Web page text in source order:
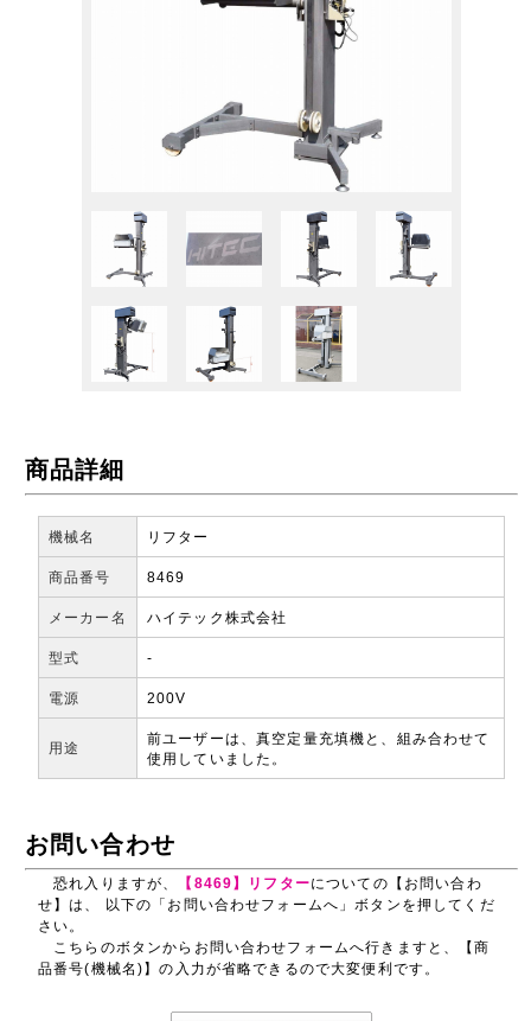
商品詳細
機械名 リフター
商品番号 8469
メーカー名 ハイテック株式会社
型式 -
電源 200V
用途
前ユーザーは、真空定量充填機と、組み合わせて
使用していました。
お問い合わせ
恐れ入りますが、 【8469】リフターについての【お問い合わ
せ】は、 以下の「お問い合わせフォームへ」ボタンを押してくだ
さい。
こちらのボタンからお問い合わせフォームへ行きますと、【商
品番号(機械名)】の入力が省略できるので大変便利です。